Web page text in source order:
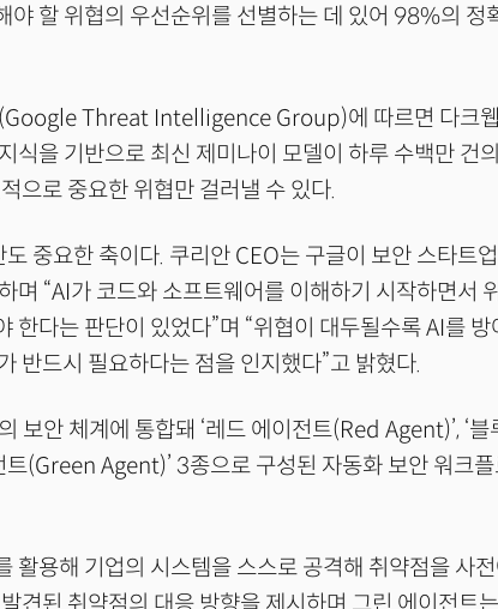
야 할 위협의 우선순위를 선별하는 데 있어 98%의 정
(Google Threat Intelligence Group)에 따르면 다크웹
식을 기반으로 최신 제미나이 모델이 하루 수백만 건
으로 중요한 위협만 걸러낼 수 있다.
중요한 축이다. 쿠리안 CEO는 구글이 보안 스타트업
며 “AI가 코드와 소프트웨어를 이해하기 시작하면서
한다는 판단이 있었다”며 “위협이 대두될수록 AI를 방
반드시 필요하다는 점을 인지했다”고 밝혔다.
보안 체계에 통합돼 ‘레드 에이전트(Red Agent)’, ‘
트(Green Agent)’ 3종으로 구성된 자동화 보안 워크
활용해 기업의 시스템을 스스로 공격해 취약점을 사
견된 취약점의 대응 방향을 제시하며 그린 에이전트